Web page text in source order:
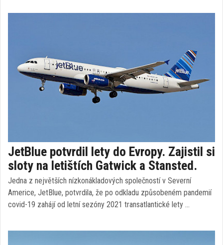
JetBlue potvrdil lety do Evropy. Zajistil si
sloty na letištích Gatwick a Stansted.
Jedna z největších nízkonákladových společností v Severní
Americe, JetBlue, potvrdila, že po odkladu způsobeném pandemií
covid-19 zahájí od letní sezóny 2021 transatlantické lety …